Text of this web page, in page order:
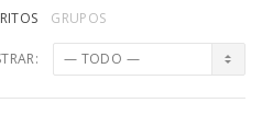
GRUPOS